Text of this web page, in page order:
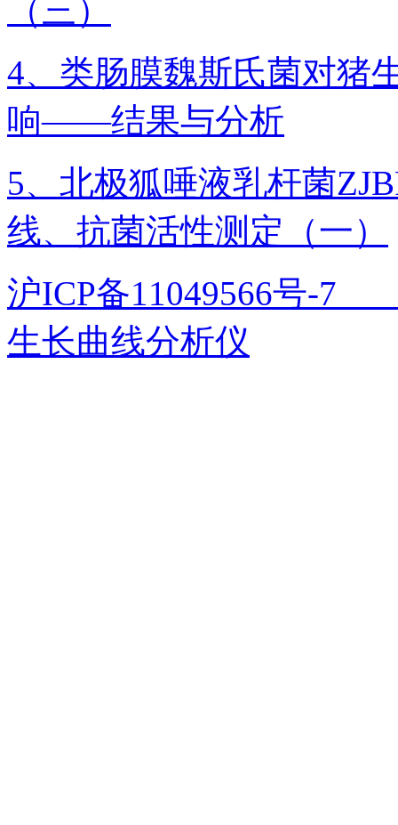
（三）
4、类肠膜魏斯氏菌对猪
响——结果与分析
5、北极狐唾液乳杆菌
线、抗菌活性测定（一）
沪ICP备11049566号
生长曲线分析仪